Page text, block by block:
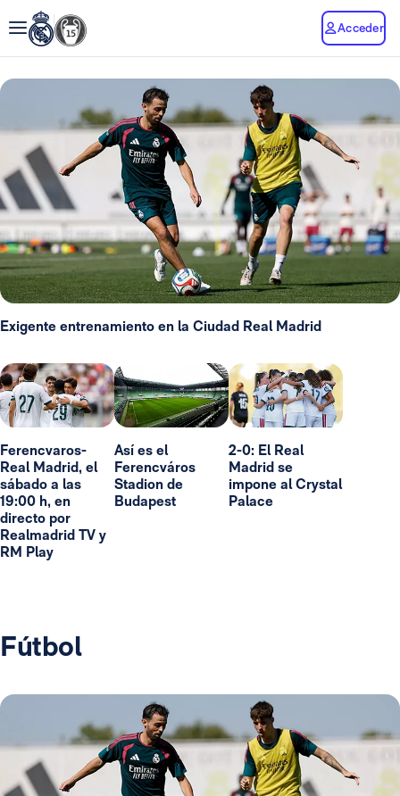
Acceder
Exigente entrenamiento en la Ciudad Real Madrid
Ferencvaros-
Real Madrid, el
sábado a las
19:00 h, en
directo por
Realmadrid TV y
RM Play
Así es el
Ferencváros
Stadion de
Budapest
2-0: El Real
Madrid se
impone al Crystal
Palace
Fútbol